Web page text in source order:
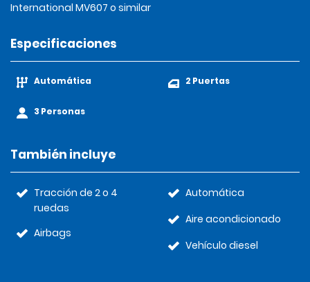
International MV607 o similar
Especificaciones
Automática
3 Personas
2 Puertas
También incluye
Tracción de 2 o 4
ruedas
Airbags
Automática
Aire acondicionado
Vehículo diesel